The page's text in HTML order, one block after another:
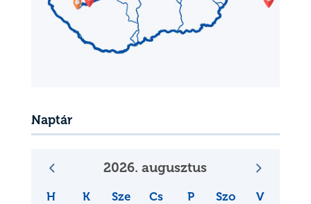
Naptár
2026. augusztus
H K Sze Cs P Szo V